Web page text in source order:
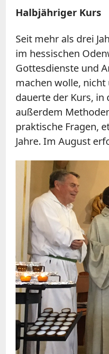
Halbjähriger Kurs
Seit mehr als drei
im hessischen
Gottesdienste und
machen wolle,
dauerte der Kurs, in
außerdem
praktische Fragen,
Jahre. Im August